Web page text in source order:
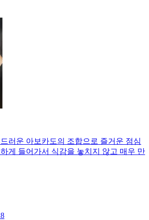
러운 아보카도의 조합으로 즐거운 점심
게 들어가서 식감을 놓치지 않고 매우 만